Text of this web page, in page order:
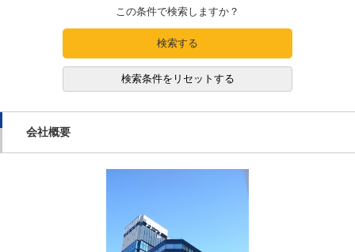
この条件で検索しますか？
検索する
検索条件をリセットする
会社概要